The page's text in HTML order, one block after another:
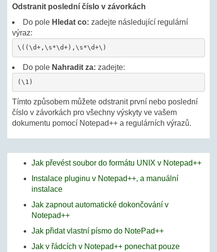
Odstranit poslední číslo v závorkách
Do pole Hledat co: zadejte následující regulární
výraz:
\((\d+,\s*\d+),\s*\d+\)
Do pole Nahradit za: zadejte:
(\1)
Tímto způsobem můžete odstranit první nebo poslední
číslo v závorkách pro všechny výskyty ve vašem
dokumentu pomocí Notepad++ a regulárních výrazů.
Jak převést soubor do formátu UNIX v Notepad++
Instalace pluginu v Notepad++, a manuální
instalace
Jak zapnout automatické dokončování v
Notepad++
Jak přidat vlastní písmo do NotePad++
Jak v řádcích v Notepad++ ponechat pouze